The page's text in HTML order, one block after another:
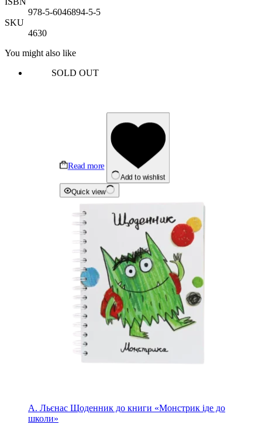
978-5-6046894-5-5
SKU
4630
You might also like
SOLD OUT
Read more
Add to wishlist
Quick view
А. Льєнас Щоденник до книги «Монстрик іде до
школи»